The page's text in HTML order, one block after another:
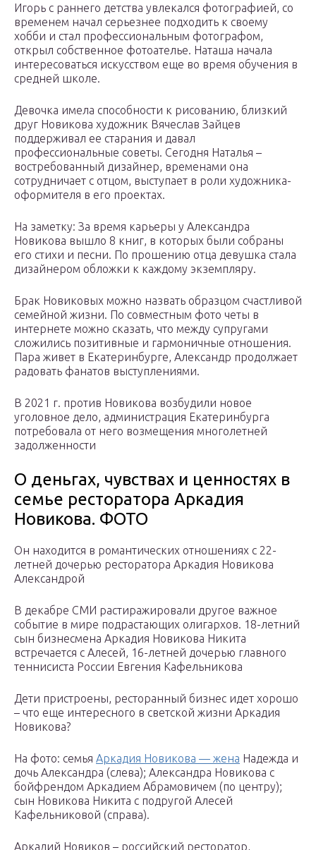
Игорь с раннего детства увлекался фотографией, со
временем начал серьезнее подходить к своему
хобби и стал профессиональным фотографом,
открыл собственное фотоателье. Наташа начала
интересоваться искусством еще во время обучения в
средней школе.
Девочка имела способности к рисованию, близкий
друг Новикова художник Вячеслав Зайцев
поддерживал ее старания и давал
профессиональные советы. Сегодня Наталья –
востребованный дизайнер, временами она
сотрудничает с отцом, выступает в роли художника-
оформителя в его проектах.
На заметку: За время карьеры у Александра
Новикова вышло 8 книг, в которых были собраны
его стихи и песни. По прошению отца девушка стала
дизайнером обложки к каждому экземпляру.
Брак Новиковых можно назвать образцом счастливой
семейной жизни. По совместным фото четы в
интернете можно сказать, что между супругами
сложились позитивные и гармоничные отношения.
Пара живет в Екатеринбурге, Александр продолжает
радовать фанатов выступлениями.
В 2021 г. против Новикова возбудили новое
уголовное дело, администрация Екатеринбурга
потребовала от него возмещения многолетней
задолженности
О деньгах, чувствах и ценностях в
семье ресторатора Аркадия
Новикова. ФОТО
Он находится в романтических отношениях с 22-
летней дочерью ресторатора Аркадия Новикова
Александрой
В декабре СМИ растиражировали другое важное
событие в мире подрастающих олигархов. 18-летний
сын бизнесмена Аркадия Новикова Никита
встречается с Алесей, 16-летней дочерью главного
теннисиста России Евгения Кафельникова
Дети пристроены, ресторанный бизнес идет хорошо
– что еще интересного в светской жизни Аркадия
Новикова?
На фото: семья Аркадия Новикова — жена Надежда и
дочь Александра (слева); Александра Новикова с
бойфрендом Аркадием Абрамовичем (по центру);
сын Новикова Никита с подругой Алесей
Кафельниковой (справа).
Аркадий Новиков – российский ресторатор,